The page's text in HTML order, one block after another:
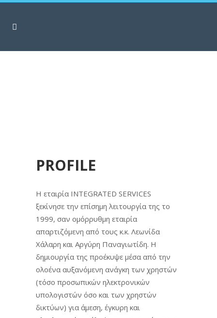
PROFILE
Η εταιρία INTEGRATED SERVICES
ξεκίνησε την επίσημη λειτουργία της το
1999, σαν ομόρρυθμη εταιρία
απαρτιζόμενη από τους κ.κ. Λεωνίδα
Χάλαρη και Αργύρη Παναγιωτίδη. Η
δημιουργία της προέκυψε μέσα από την
ολοένα αυξανόμενη ανάγκη των χρηστών
(τόσο προσωπικών ηλεκτρονικών
υπολογιστών όσο και των χρηστών
δικτύων) για άμεση, έγκυρη και